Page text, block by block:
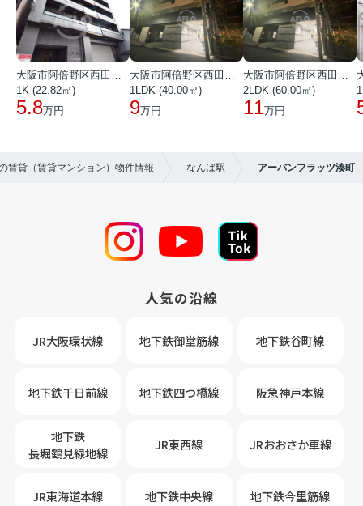
大阪市阿倍野区西田辺町１丁目
1K (22.82㎡)
5.8万円
大阪市阿倍野区西田辺町１丁目
1LDK (40.00㎡)
9万円
大阪市阿倍野区西田辺町１丁目
2LDK (60.00㎡)
11万円
賃貸（賃貸マンション）物件情報 なんば駅 アーバンフラッツ湊町
人気の沿線
JR大阪環状線 地下鉄御堂筋線 地下鉄谷町線
地下鉄千日前線 地下鉄四つ橋線 阪急神戸本線
地下鉄
長堀鶴見緑地線
JR東西線 JRおおさか車線
JR東海道本線 地下鉄中央線 地下鉄今里筋線